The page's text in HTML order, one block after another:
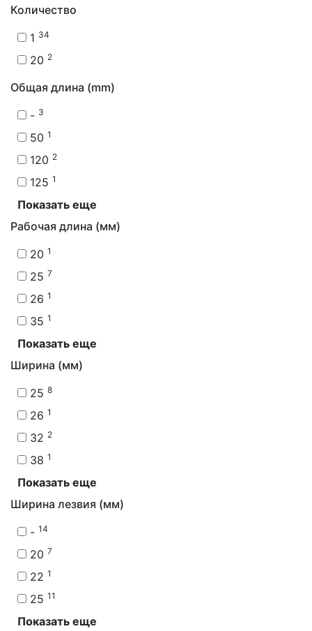
Количество
1 34
20 2
Общая длина (mm)
- 3
50 1
120 2
125 1
Показать еще
Рабочая длина (мм)
20 1
25 7
26 1
35 1
Показать еще
Ширина (мм)
25 8
26 1
32 2
38 1
Показать еще
Ширина лезвия (мм)
- 14
20 7
22 1
25 11
Показать еще